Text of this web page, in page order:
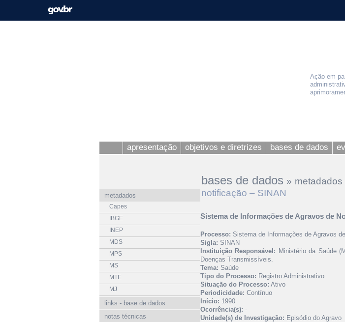
Ação em
apresentação objetivos e diretrizes bases de dados
metadados
Capes
IBGE
INEP
MDS
MPS
MS
MTE
MJ
links - base de dados
notas técnicas
bases de dados » metadados
notificação – SINAN
Sistema de Informações de Agravos de
Processo: Sistema de Informações de Agravos
Sigla: SINAN
Instituição Responsável: Ministério da Saúde
Doenças Transmissíveis.
Tema: Saúde
Tipo do Processo: Registro Administrativo
Situação do Processo: Ativo
Periodicidade: Contínuo
Início: 1990
Ocorrência(s): -
Unidade(s) de Investigação: Episódio do Agravo